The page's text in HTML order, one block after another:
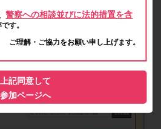
警察への相談並びに法的措置を含
す。
ご理解・ご協力をお願い申し上げます。
上記同意して
参加ページへ